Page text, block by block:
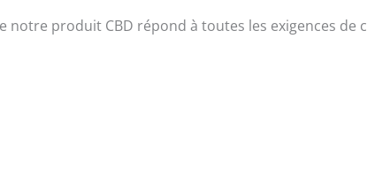
produit CBD répond à toutes les exigences de